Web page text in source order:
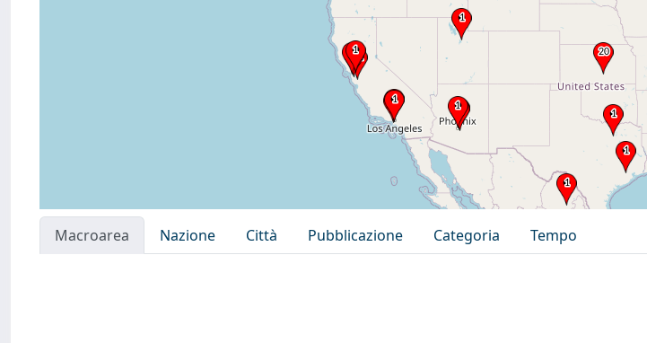
Macroarea Nazione Città Pubblicazione Categoria
Tempo